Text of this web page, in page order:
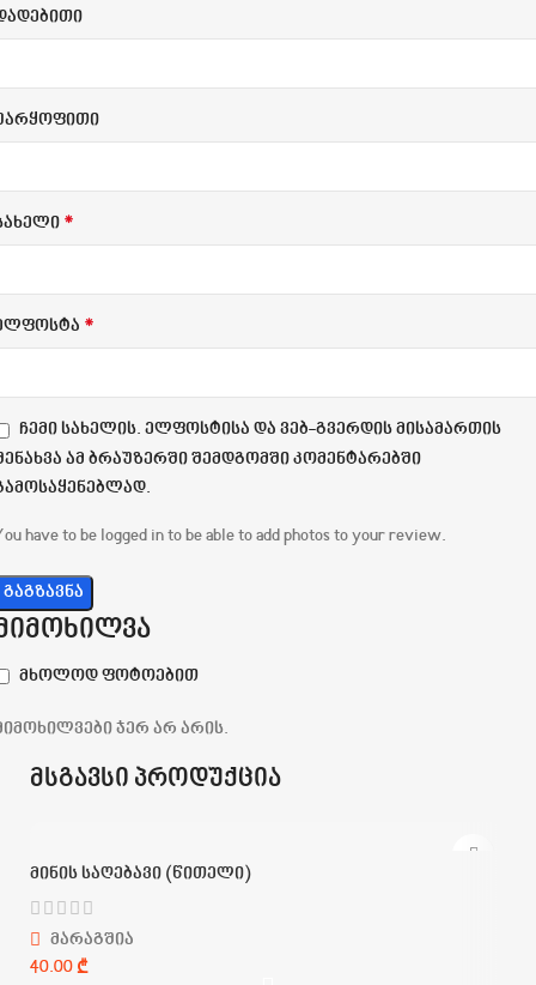
მხოლოდ ფოტოებით
ჯერ არ არის.
*
*
ჩემი სახელის. ელფოსტისა და ვებ-გვერდის მისამართის
ამ ბრაუზერში შემდგომში კომენტარებში
have to be logged in to be able to add photos to your review.
მსგავსი პროდუქცია
მინის საღებავი (წითელი)
მარაგშია
₾